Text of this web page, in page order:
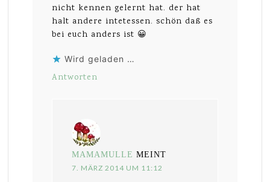
nicht kennen gelernt hat. der hat
halt andere intetessen. schön daß es
bei euch anders ist 😀
Wird geladen …
Antworten
MAMAMULLE MEINT
7. MÄRZ 2014 UM 11:12